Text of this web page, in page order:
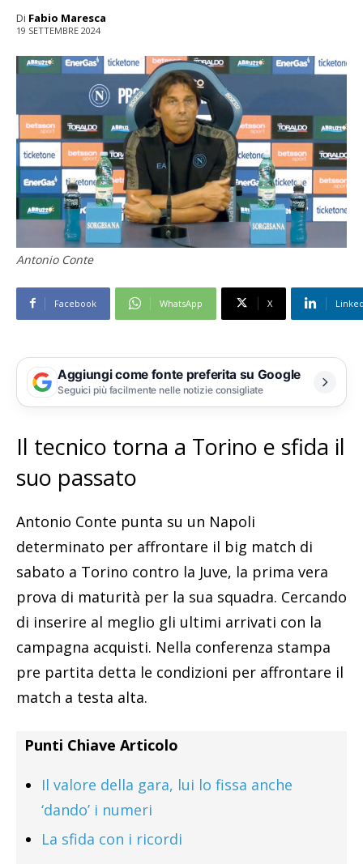
Di Fabio Maresca
19 SETTEMBRE 2024
Antonio Conte
Facebook WhatsApp X
Aggiungi come fonte preferita su Google
Seguici più facilmente nelle notizie consigliate
Il tecnico torna a Torino e sfida il
suo passato
Antonio Conte punta su un Napoli
determinato per affrontare il big match di
sabato a Torino contro la Juve, la prima vera
prova di maturità per la sua squadra. Cercando
di inserire al meglio gli ultimi arrivati con la
campagna acquisti. Nella conferenza stampa
pre partita detta le condizioni per affrontare il
match a testa alta.
Punti Chiave Articolo
Il valore della gara, lui lo fissa anche
‘dando’ i numeri
La sfida con i ricordi